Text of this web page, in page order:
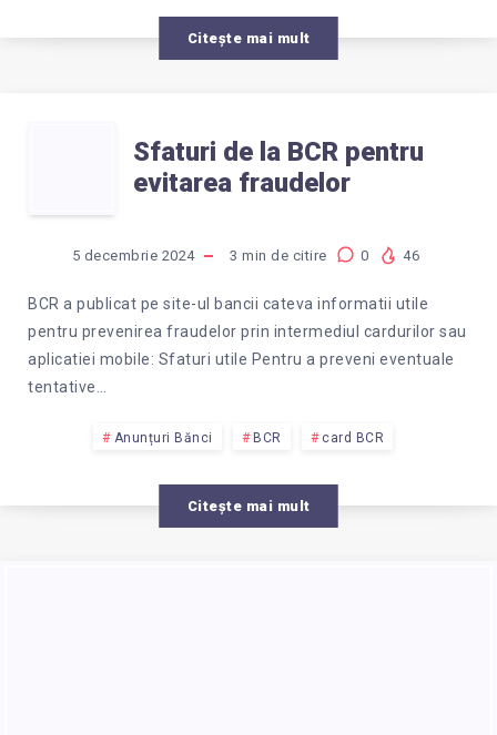
ATM-
ALTEI
BANCI?
Citește mai mult
SFATURI
DE
LA
BCR
PENTRU
EVITAREA
FRAUDELOR
Sfaturi de la BCR pentru
evitarea fraudelor
5 decembrie 2024 3 min de citire 0 46
BCR a publicat pe site-ul bancii cateva informatii utile
pentru prevenirea fraudelor prin intermediul cardurilor sau
aplicatiei mobile: Sfaturi utile Pentru a preveni eventuale
tentative…
Anunțuri Bănci BCR card BCR
Citește mai mult